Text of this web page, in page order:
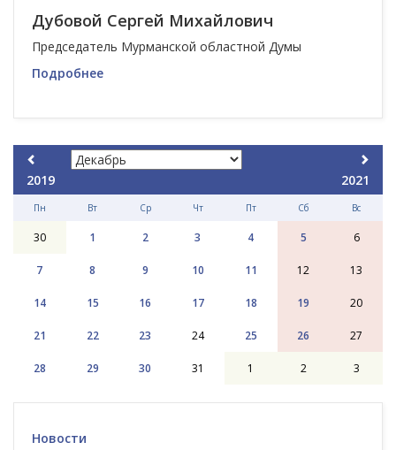
Дубовой Сергей Михайлович
Председатель Мурманской областной Думы
Подробнее
2019 2021
Пн Вт Ср Чт Пт Сб Вс
30 1 2 3 4 5 6
7 8 9 10 11 12 13
14 15 16 17 18 19 20
21 22 23 24 25 26 27
28 29 30 31 1 2 3
Новости